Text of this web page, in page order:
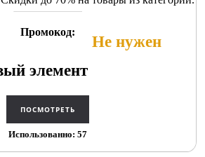
Промокод:
Не нужен
Использованно: 57